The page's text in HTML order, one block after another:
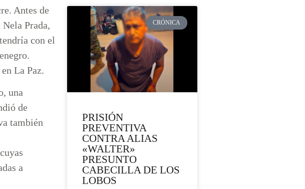
Antes de
Prada,
con el
La Paz.
una
de
también
a
CRÓNICA
PRISIÓN
PREVENTIVA
CONTRA ALIAS
«WALTER»
PRESUNTO
CABECILLA DE LOS
LOBOS